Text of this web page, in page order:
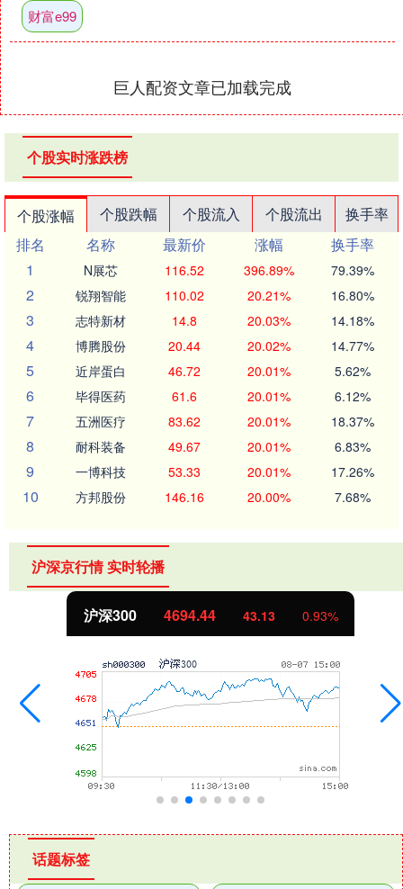
财富e99
巨人配资文章已加载完成
个股实时涨跌榜
个股涨幅 个股跌幅 个股流入 个股流出
换手率
排名
名称 最新价 涨幅
换手率
1
N展芯 116.52 396.89% 79.39%
2 锐翔智能 110.02 20.21% 16.80%
3 志特新材 14.8 20.03% 14.18%
4 博腾股份 20.44 20.02% 14.77%
5 近岸蛋白 46.72 20.01% 5.62%
6 毕得医药 61.6 20.01% 6.12%
7 五洲医疗 83.62 20.01% 18.37%
8 耐科装备 49.67 20.01% 6.83%
9 一博科技 53.33 20.01% 17.26%
10 方邦股份 146.16 20.00% 7.68%
沪深京行情 实时轮播
沪深300 4694.44 43.13 0.93%
话题标签